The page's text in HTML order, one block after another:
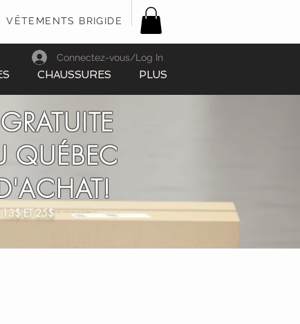
VÊTEMENTS BRIGIDE
CHAUSSURES PLUS
Connectez-vous/Log In
QUÉBEC
13$ ET 25$